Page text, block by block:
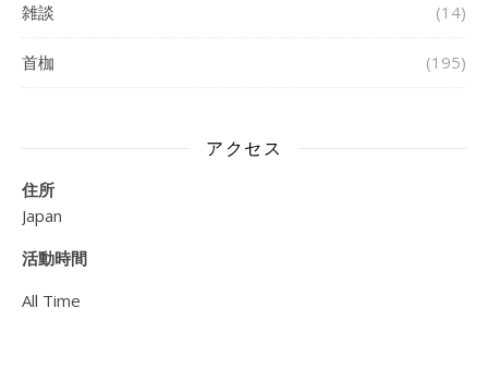
雑談 (14)
首枷 (195)
アクセス
住所
Japan
活動時間
All Time